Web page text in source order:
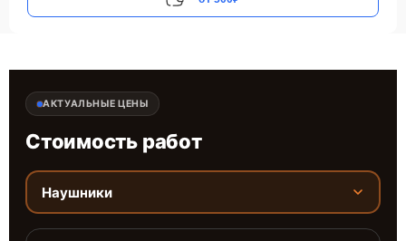
АКТУАЛЬНЫЕ ЦЕНЫ
Стоимость работ
Наушники